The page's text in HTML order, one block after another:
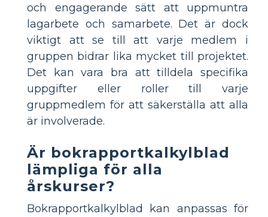
och engagerande sätt att uppmuntra
lagarbete och samarbete. Det är dock
viktigt att se till att varje medlem i
gruppen bidrar lika mycket till projektet.
Det kan vara bra att tilldela specifika
uppgifter eller roller till varje
gruppmedlem för att säkerställa att alla
är involverade.
Är bokrapportkalkylblad
lämpliga för alla
årskurser?
Bokrapportkalkylblad kan anpassas för